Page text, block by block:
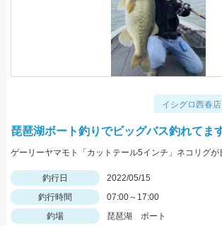
イシグロ西春店
琵琶湖ボート釣りでビッグバス釣れてま
ゲーリーヤマモト「カットテール5インチ」ネコリグが
釣行日
2022/05/15
釣行時間
07:00～17:00
釣場
琵琶湖 ボート